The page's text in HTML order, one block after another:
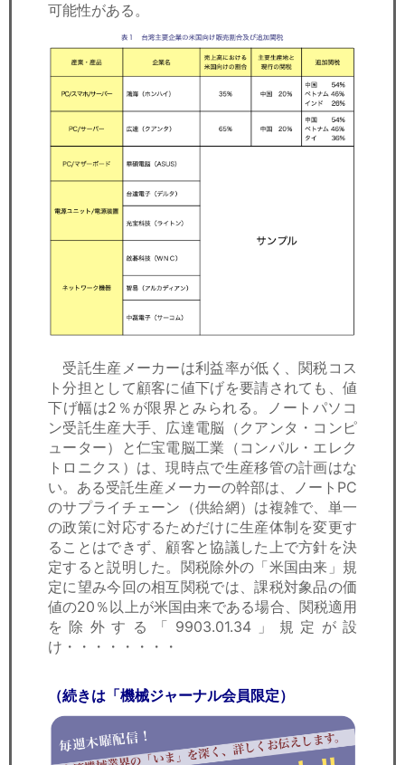
可能性がある。
受託生産メーカーは利益率が低く、関税コス
ト分担として顧客に値下げを要請されても、値
下げ幅は2％が限界とみられる。ノートパソコ
ン受託生産大手、広達電脳（クアンタ・コンピ
ューター）と仁宝電脳工業（コンパル・エレク
トロニクス）は、現時点で生産移管の計画はな
い。ある受託生産メーカーの幹部は、ノートPC
のサプライチェーン（供給網）は複雑で、単一
の政策に対応するためだけに生産体制を変更す
ることはできず、顧客と協議した上で方針を決
定すると説明した。関税除外の「米国由来」規
定に望み今回の相互関税では、課税対象品の価
値の20％以上が米国由来である場合、関税適用
を除外する「9903.01.34」規定が設
け・・・・・・・・
（続きは「機械ジャーナル会員限定）